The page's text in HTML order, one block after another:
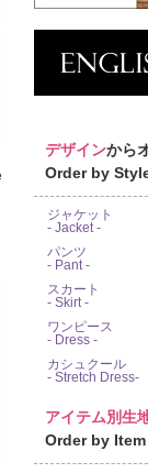
デザインから
Order by
ジャケット
- Jacket -
パンツ
- Pant -
スカート
- Skirt -
ワンピース
- Dress -
カシュクール
- Stretch Dress-
アイテム別生
Order by Item